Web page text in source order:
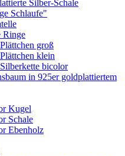
Silber-Schale
Schlaufe"
Ringe
groß
klein
bicolor
in 925er goldplattiertem
Kugel
Schale
Ebenholz